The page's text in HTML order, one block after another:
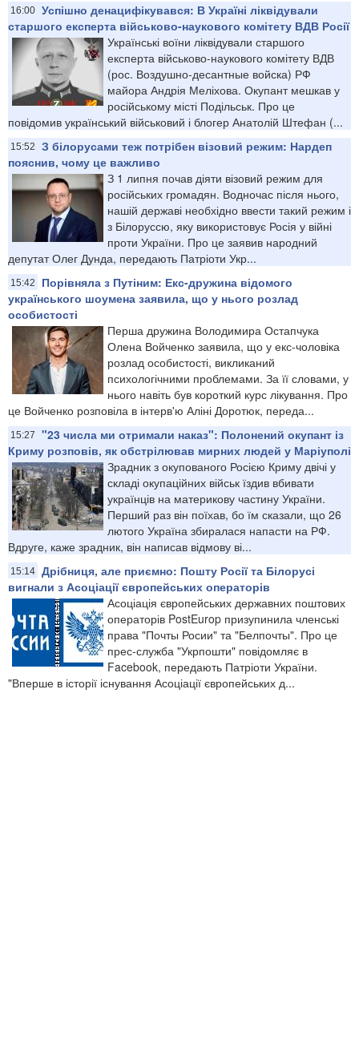
16:00 Успішно денацифікувався: В Україні ліквідували
старшого експерта військово-наукового комітету ВДВ Росії
Українські воїни ліквідували старшого
експерта військово-наукового комітету ВДВ
(рос. Воздушно-десантные войска) РФ
майора Андрія Меліхова. Окупант мешкав у
російському місті Подільськ. Про це
повідомив український військовий і блогер Анатолій Штефан (...
15:52
З білорусами теж потрібен візовий режим: Нардеп
пояснив, чому це важливо
З 1 липня почав діяти візовий режим для
російських громадян. Водночас після нього,
нашій державі необхідно ввести такий режим і
з Білоруссю, яку використовує Росія у війні
проти України. Про це заявив народний
депутат Олег Дунда, передають Патріоти Укр...
15:42
Порівняла з Путіним: Екс-дружина відомого
українського шоумена заявила, що у нього розлад
особистості
Перша дружина Володимира Остапчука
Олена Войченко заявила, що у екс-чоловіка
розлад особистості, викликаний
психологічними проблемами. За її словами, у
нього навіть був короткий курс лікування. Про
це Войченко розповіла в інтерв'ю Аліні Доротюк, переда...
15:27
"23 числа ми отримали наказ": Полонений окупант із
Криму розповів, як обстрілював мирних людей у Маріуполі
Зрадник з окупованого Росією Криму двічі у
складі окупаційних військ їздив вбивати
українців на материкову частину України.
Перший раз він поїхав, бо їм сказали, що 26
лютого Україна збиралася напасти на РФ.
Вдруге, каже зрадник, він написав відмову ві...
15:14 Дрібниця, але приємно: Пошту Росії та Білорусі
вигнали з Асоціації європейських операторів
Асоціація європейських державних поштових
операторів PostEurop призупинила членські
права "Почты Росии" та "Белпочты". Про це
прес-служба "Укрпошти" повідомляє в
Facebook, передають Патріоти України.
"Вперше в історії існування Асоціації європейських д...